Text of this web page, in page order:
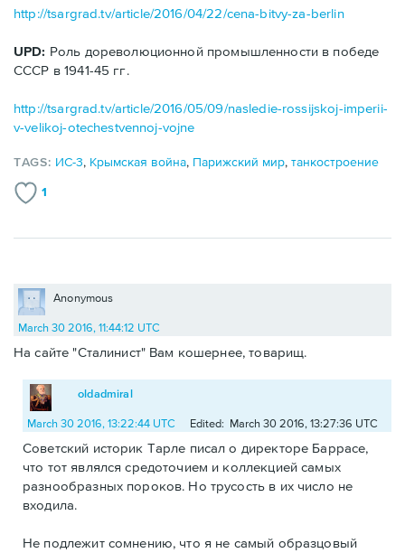
http://tsargrad.tv/article/2016/04/22/cena-bitvy-za-berlin
UPD: Роль дореволюционной промышленности в победе
СССР в 1941-45 гг.
http://tsargrad.tv/article/2016/05/09/nasledie-rossijskoj-imperii-
v-velikoj-otechestvennoj-vojne
TAGS: ИС-3, Крымская война, Парижский мир,танкостроение
1
Anonymous
March 30 2016, 11:44:12 UTC
На сайте "Сталинист" Вам кошернее, товарищ.
oldadmiral
March 30 2016, 13:22:44 UTC Edited: March 30 2016, 13:27:36 UTC
Советский историк Тарле писал о директоре Баррасе,
что тот являлся средоточием и коллекцией самых
разнообразных пороков. Но трусость в их число не
входила.
Не подлежит сомнению, что я не самый образцовый